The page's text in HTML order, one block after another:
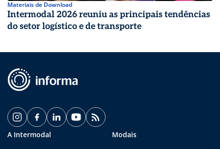
Materiais de Download
Intermodal 2026 reuniu as principais tendências
do setor logístico e de transporte
A Intermodal Modais